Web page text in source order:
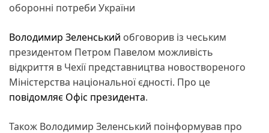
оборонні потреби України
Володимир Зеленський обговорив із чеським
президентом Петром Павелом можливість
відкриття в Чехії представництва новоствореного
Міністерства національної єдності. Про це
повідомляє Офіс президента.
Також Володимир Зеленський поінформував про